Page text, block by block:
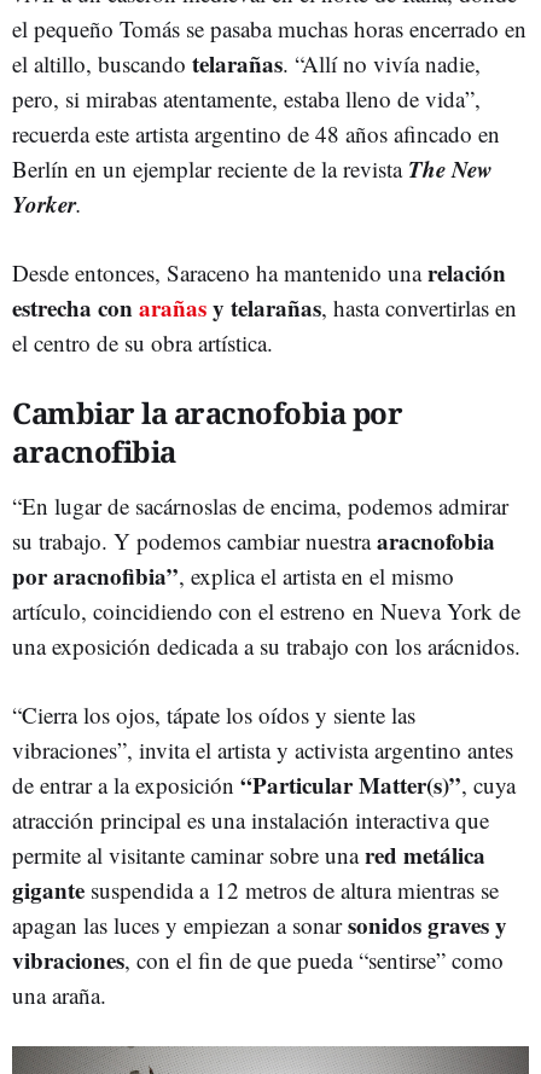
el pequeño Tomás se pasaba muchas horas encerrado en
el altillo, buscando telarañas. “Allí no vivía nadie,
pero, si mirabas atentamente, estaba lleno de vida”,
recuerda este artista argentino de 48 años afincado en
Berlín en un ejemplar reciente de la revista The New
Yorker.
Desde entonces, Saraceno ha mantenido unarelación
estrecha conarañasy telarañas, hasta convertirlas en
el centro de su obra artística.
Cambiar la aracnofobia por
aracnofibia
“En lugar de sacárnoslas de encima, podemos admirar
su trabajo. Y podemos cambiar nuestraaracnofobia
por aracnofibia”, explica el artista en el mismo
artículo, coincidiendo con el estreno en Nueva York de
una exposición dedicada a su trabajo con los arácnidos.
“Cierra los ojos, tápate los oídos y siente las
vibraciones”, invita el artista y activista argentino antes
de entrar a la exposición “Particular Matter(s)”, cuya
atracción principal es una instalación interactiva que
permite al visitante caminar sobre unared metálica
gigante suspendida a 12 metros de altura mientras se
apagan las luces y empiezan a sonarsonidos graves y
vibraciones, con el fin de que pueda “sentirse” como
una araña.